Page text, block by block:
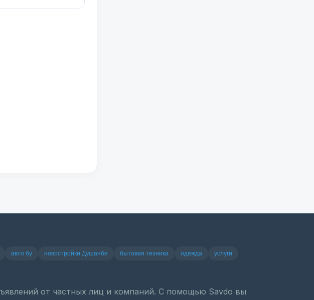
авто бу новостройки Душанбе бытовая техника одежда
услуги
от частных лиц и компаний. С помощью Savdo вы